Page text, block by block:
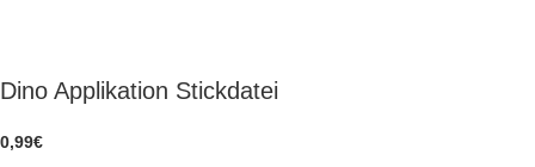
Dino Applikation Stickdatei
0,99€